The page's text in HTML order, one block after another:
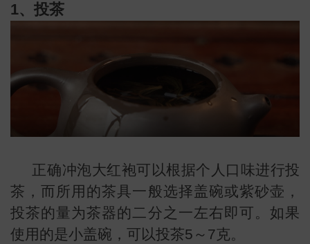
1、投茶
正确冲泡大红袍可以根据个人口味进行投
茶，而所用的茶具一般选择盖碗或紫砂壶，
投茶的量为茶器的二分之一左右即可。如果
使用的是小盖碗，可以投茶5～7克。